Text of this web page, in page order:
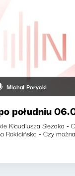
Michał Porycki
południu
Klaudiusza Slezaka -
Rokicińska - Czy